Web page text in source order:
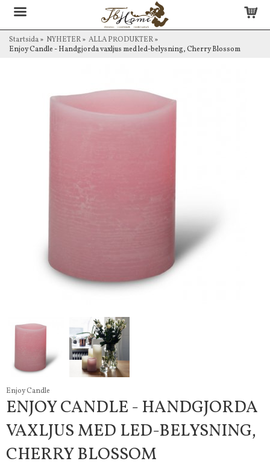
Startsida» NYHETER» ALLA PRODUKTER»
Enjoy Candle - Handgjorda vaxljus med led-belysning, Cherry Blossom
Enjoy Candle
ENJOY CANDLE - HANDGJORDA
VAXLJUS MED LED-BELYSNING,
CHERRY BLOSSOM